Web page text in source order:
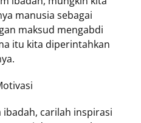
manusia sebagai
maksud mengabdi
itu kita diperintahkan
ibadah, carilah inspirasi